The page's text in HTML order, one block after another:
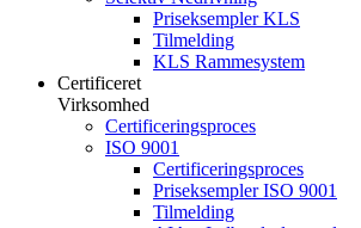
Priseksempler KLS
Tilmelding
KLS Rammesystem
Certificeret
Virksomhed
Certificeringsproces
ISO 9001
Certificeringsproces
Priseksempler ISO 9001
Tilmelding